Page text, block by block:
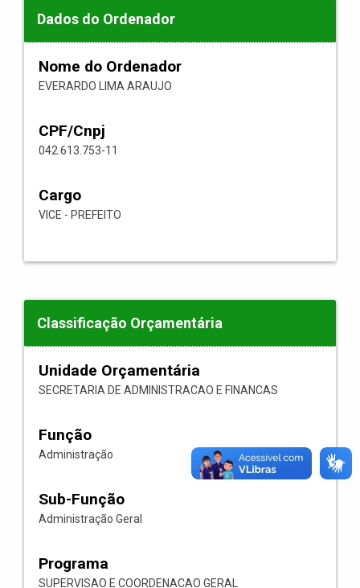
Dados do Ordenador
Nome do Ordenador
EVERARDO LIMA ARAUJO
CPF/Cnpj
042.613.753-11
Cargo
VICE - PREFEITO
Classificação Orçamentária
Unidade Orçamentária
SECRETARIA DE ADMINISTRACAO E FINANCAS
Função
Administração
Sub-Função
Administração Geral
Programa
SUPERVISAO E COORDENACAO GERAL